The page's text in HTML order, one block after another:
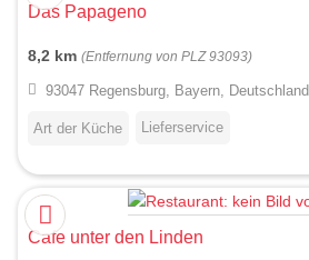
Das Papageno
8,2 km (Entfernung von PLZ 93093)
93047 Regensburg, Bayern, Deutschland
Art der Küche Lieferservice
Cafe unter den Linden